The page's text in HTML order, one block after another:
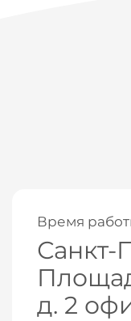
Время
Санкт-
д. 2